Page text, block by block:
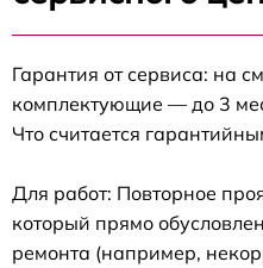
Гарантия от сервиса: на
комплектующие — до 3
Что считается
Для работ: Повторное
который прямо
ремонта (например,